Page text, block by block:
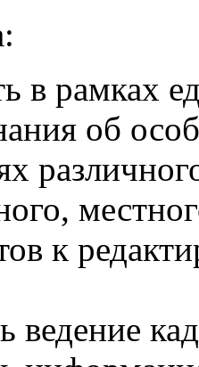
в рамках
об
к
ведение